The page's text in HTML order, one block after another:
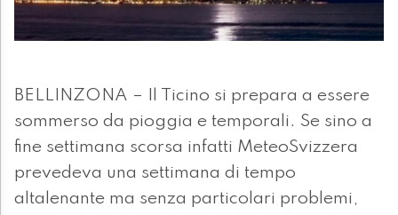
BELLINZONA – Il Ticino si prepara a essere
sommerso da pioggia e temporali. Se sino a
fine settimana scorsa infatti MeteoSvizzera
prevedeva una settimana di tempo
altalenante ma senza particolari problemi,